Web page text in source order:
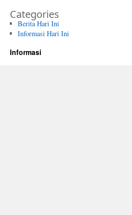
Categories
Berita Hari Ini
Informasi Hari Ini
Informasi